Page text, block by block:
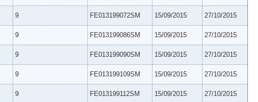
9 FE013199072SM 15/09/2015 27/10/2015
9 FE013199086SM 15/09/2015 27/10/2015
9 FE013199090SM 15/09/2015 27/10/2015
9 FE013199109SM 15/09/2015 27/10/2015
9 FE013199112SM 15/09/2015 27/10/2015